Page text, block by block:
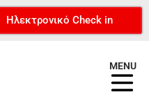
Ηλεκτρονικό Check in
MENU